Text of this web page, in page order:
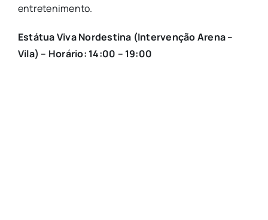
entretenimento.
Estátua Viva Nordestina (Intervenção Arena –
Vila) – Horário: 14:00 – 19:00